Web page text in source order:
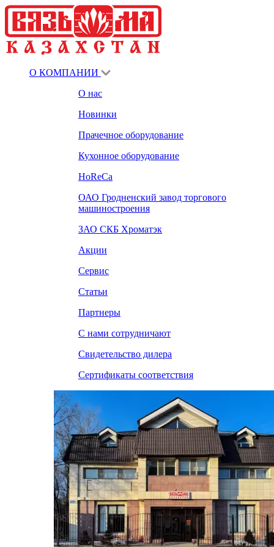
О КОМПАНИИ
О нас
Новинки
Прачечное оборудование
Кухонное оборудование
HoReCa
ОАО Гродненский завод торгового
машиностроения
ЗАО СКБ Хроматэк
Акции
Сервис
Статьи
Партнеры
С нами сотрудничают
Свидетельство дилера
Сертификаты соответствия